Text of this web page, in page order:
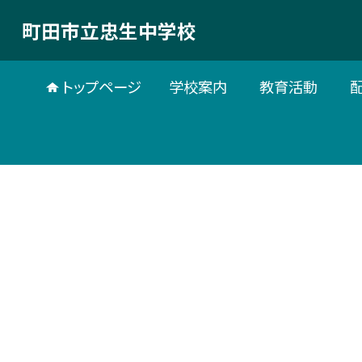
町田市立忠生中学校
トップページ 学校案内 教育活動